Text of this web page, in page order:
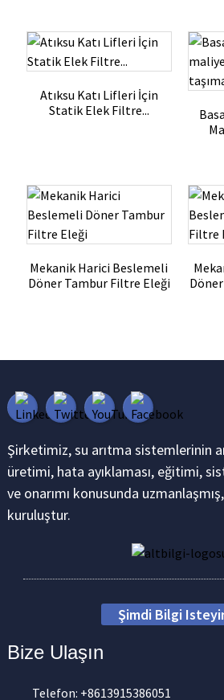
Atıksu Katı Lifleri İçin
Statik Elek Filtre...
Mekanik Harici Beslemeli
Döner Tambur Filtre Eleği
Şirketimiz, su arıtma sistemlerinin
üretimi, hata ayıklaması, eğitimi,
ve onarımı konusunda
kuruluştur.
Şimdi Bilgi
Bize Ulaşın
Telefon: +8613915386051